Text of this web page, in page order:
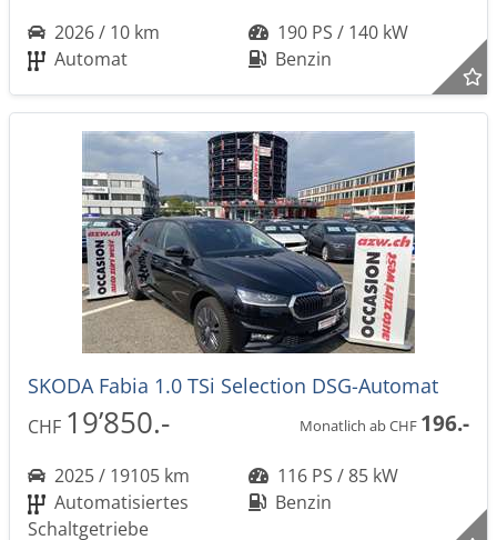
2026 / 10 km
190 PS / 140 kW
Automat
Benzin
SKODA Fabia 1.0 TSi Selection DSG-Automat
CHF 19’850.- Monatlich ab CHF 196.-
2025 / 19105 km
116 PS / 85 kW
Automatisiertes
Schaltgetriebe
Benzin